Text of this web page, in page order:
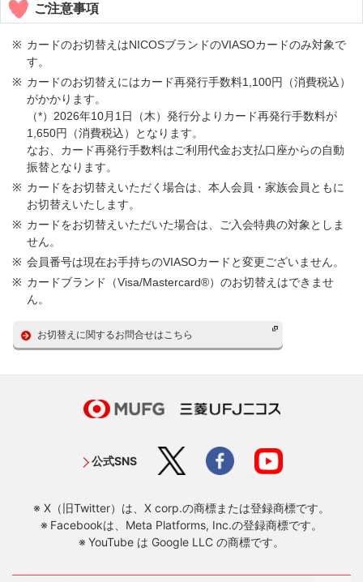
ご注意事項
カードのお切替えはNICOSブランドのVIASOカードのみ対象で
す。
カードのお切替えにはカード再発行手数料1,100円（消費税込）
がかかります。
（*）2026年10月1日（木）発行分よりカード再発行手数料が
1,650円（消費税込）となります。
なお、カード再発行手数料はご利用代金お支払口座からの自動
振替となります。
カードをお切替えいただく場合は、本人会員・家族会員ともに
お切替えいたします。
カードをお切替えいただいた場合は、ご入会特典の対象としま
せん。
会員番号は現在お手持ちのVIASOカードと変更ございません。
カードブランド（Visa/Mastercard®）のお切替えはできませ
ん。
お切替えに関するお問合せはこちら
公式SNS
X（旧Twitter）は、X corp.の商標または登録商標です。
Facebookは、Meta Platforms, Inc.の登録商標です。
YouTube は Google LLC の商標です。